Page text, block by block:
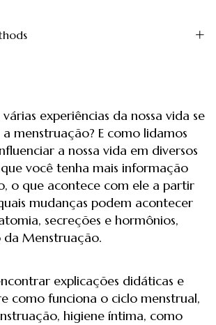
experiências da nossa vida se
menstruação? E como lidamos
a nossa vida em diversos
que você tenha mais informação
o que acontece com ele a partir
mudanças podem acontecer
secreções e hormônios,
da Menstruação.
explicações didáticas e
como funciona o ciclo menstrual,
higiene íntima, como